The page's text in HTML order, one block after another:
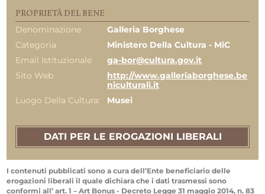
PROPRIETÀ DEL BENE
Denominazione
Galleria Borghese
Categoria
Ministero Della Cultura - MiC
Email Istituzionale
ga-bor@cultura.gov.it
Sito Web
http://www.galleriaborghese.be
niculturali.it
Luogo Della Cultura:
Musei
DATI PER LE EROGAZIONI LIBERALI
I contenuti pubblicati sono a cura dell’Ente beneficiario delle
erogazioni liberali il quale dichiara che i dati trasmessi sono
conformi all’ art. 1 – Art Bonus - Decreto Legge 31 maggio 2014, n. 83